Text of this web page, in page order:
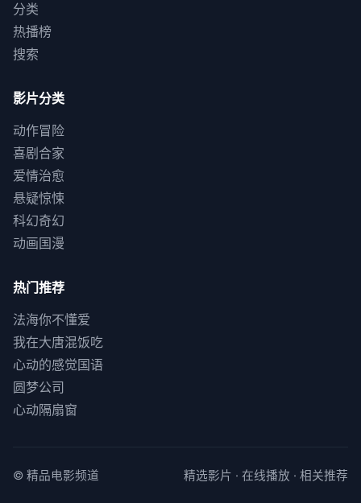
分类
热播榜
搜索
影片分类
动作冒险
喜剧合家
爱情治愈
悬疑惊悚
科幻奇幻
动画国漫
热门推荐
法海你不懂爱
我在大唐混饭吃
心动的感觉国语
圆梦公司
心动隔扇窗
© 精品电影频道 精选影片 · 在线播放 · 相关推荐